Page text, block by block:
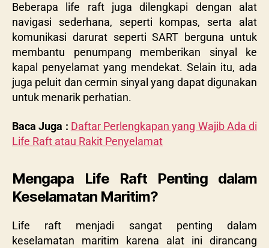
Beberapa life raft juga dilengkapi dengan alat
navigasi sederhana, seperti kompas, serta alat
komunikasi darurat seperti SART berguna untuk
membantu penumpang memberikan sinyal ke
kapal penyelamat yang mendekat. Selain itu, ada
juga peluit dan cermin sinyal yang dapat digunakan
untuk menarik perhatian.
Baca Juga : Daftar Perlengkapan yang Wajib Ada di
Life Raft atau Rakit Penyelamat
Mengapa Life Raft Penting dalam
Keselamatan Maritim?
Life raft menjadi sangat penting dalam
keselamatan maritim karena alat ini dirancang